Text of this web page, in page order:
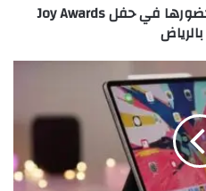
الممثلة فرح عمرو تتألق بحضورها في حفل Joy Awards